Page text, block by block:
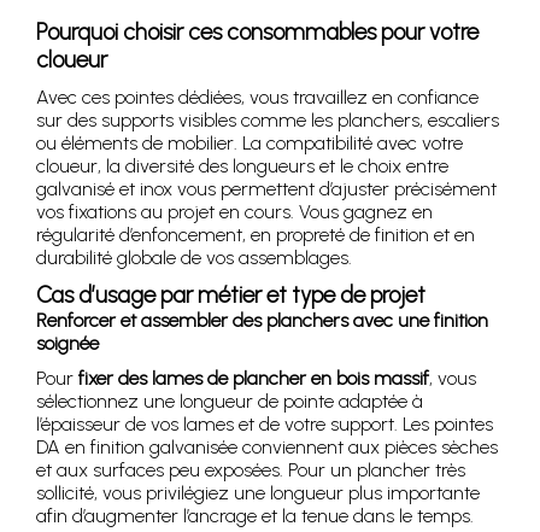
Pourquoi choisir ces consommables pour votre
cloueur
Avec ces pointes dédiées, vous travaillez en confiance
sur des supports visibles comme les planchers, escaliers
ou éléments de mobilier. La compatibilité avec votre
cloueur, la diversité des longueurs et le choix entre
galvanisé et inox vous permettent d’ajuster précisément
vos fixations au projet en cours. Vous gagnez en
régularité d’enfoncement, en propreté de finition et en
durabilité globale de vos assemblages.
Cas d’usage par métier et type de projet
Renforcer et assembler des planchers avec une finition
soignée
Pour fixer des lames de plancher en bois massif, vous
sélectionnez une longueur de pointe adaptée à
l’épaisseur de vos lames et de votre support. Les pointes
DA en finition galvanisée conviennent aux pièces sèches
et aux surfaces peu exposées. Pour un plancher très
sollicité, vous privilégiez une longueur plus importante
afin d’augmenter l’ancrage et la tenue dans le temps.